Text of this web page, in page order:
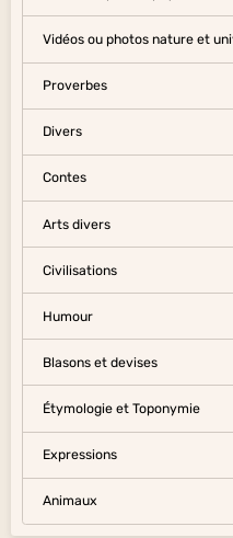
Vidéos ou photos nature et
Proverbes
Divers
Contes
Arts divers
Civilisations
Humour
Blasons et devises
Étymologie et Toponymie
Expressions
Animaux